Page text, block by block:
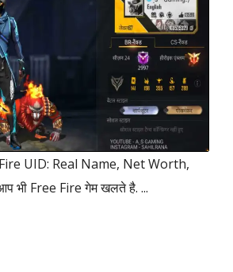
UID: Real Name, Net Worth,
भी Free Fire गेम खलते है. ...